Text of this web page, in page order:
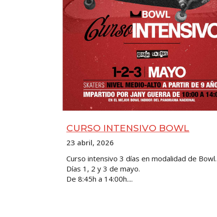
CURSO INTENSIVO BOWL
23 abril, 2026
Curso intensivo 3 días en modalidad de Bowl.
Días 1, 2 y 3 de mayo.
De 8:45h a 14:00h....